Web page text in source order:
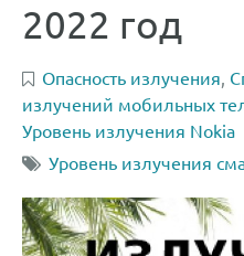
2022 год
Опасность излучения,
излучений мобильных
Уровень излучения Nokia
Уровень излучения